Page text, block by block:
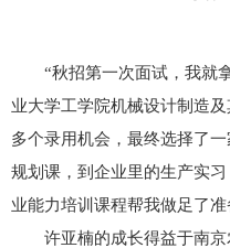
“秋招第一次面试，我就
业大学工学院机械设计制造
多个录用机会，最终选择了
规划课，到企业里的生产实
业能力培训课程帮我做足了准
许亚楠的成长得益于南